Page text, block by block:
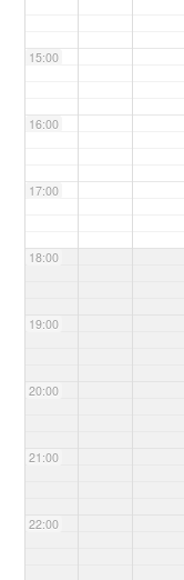
15:00
16:00
17:00
18:00
19:00
20:00
21:00
22:00